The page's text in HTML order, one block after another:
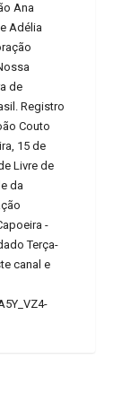
Ana
Adélia
de
Registro
Couto
15 de
Livre de
da
-
Terça-
canal e